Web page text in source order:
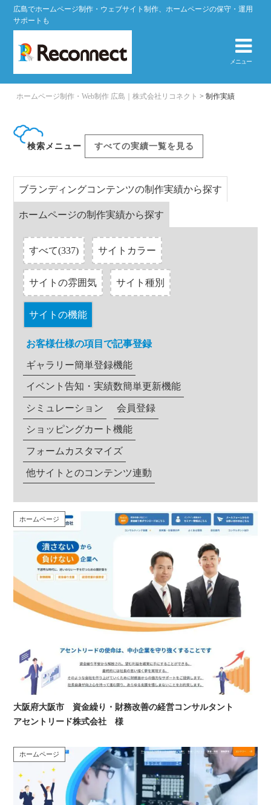
広島でホームページ制作・ウェブサイト制作、ホームページの保守・運用
サポートも
メニュー
ホームページ制作・Web制作 広島｜株式会社リコネクト >制作実績
検索メニュー すべての実績一覧を見る
ブランディングコンテンツの制作実績から探す
ホームページの制作実績から探す
すべて(337) サイトカラー
サイトの雰囲気 サイト種別
サイトの機能
お客様仕様の項目で記事登録
ギャラリー簡単登録機能
イベント告知・実績数簡単更新機能
シミュレーション 会員登録
ショッピングカート機能
フォームカスタマイズ
他サイトとのコンテンツ連動
ホームページ
大阪府大阪市 資金繰り・財務改善の経営コンサルタント
アセントリード株式会社 様
ホームページ